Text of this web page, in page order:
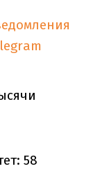
58